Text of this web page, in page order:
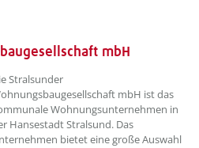
mbH
???
Stralsunder
mbH ist das
Wohnungsunternehmen in
Hansestadt Stralsund. Das
bietet eine große Auswahl